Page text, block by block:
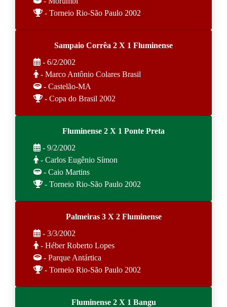
- Torneio Rio-São Paulo 2002
Sampaio Corrêa 2 X 1 Fluminense
- 6/2/2002
- Marco Antônio Colares Brasil
- Castelão-MA
- Copa do Brasil 2002
Fluminense 2 X 1 Ponte Preta
- 9/2/2002
- Carlos Eugênio Símon
- Caio Martins
- Torneio Rio-São Paulo 2002
Palmeiras 3 X 2 Fluminense
- 3/3/2002
- Héber Roberto Lopes
- Parque Antártica
- Torneio Rio-São Paulo 2002
Fluminense 2 X 1 Bangu